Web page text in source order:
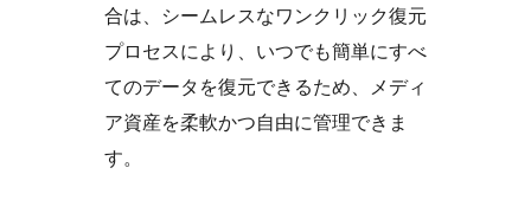
合は、シームレスなワンクリック復元
プロセスにより、いつでも簡単にすべ
てのデータを復元できるため、メディ
ア資産を柔軟かつ自由に管理できま
す。